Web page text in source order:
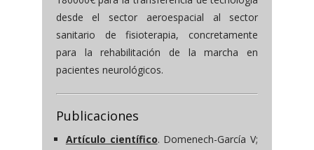
desde el sector aeroespacial al sector
sanitario de fisioterapia, concretamente
para la rehabilitación de la marcha en
pacientes neurológicos.
Publicaciones
Artículo científico. Domenech-García V;